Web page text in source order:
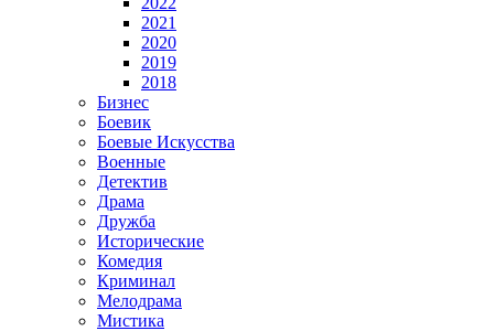
2021
2020
2019
2018
Бизнес
Боевик
Боевые Искусства
Военные
Детектив
Драма
Дружба
Исторические
Комедия
Криминал
Мелодрама
Мистика